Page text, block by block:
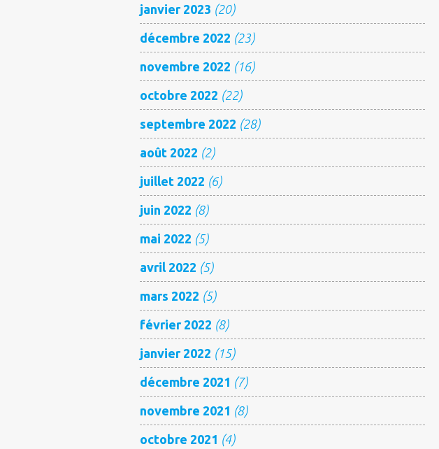
janvier 2023 (20)
décembre 2022 (23)
novembre 2022 (16)
octobre 2022 (22)
septembre 2022 (28)
août 2022 (2)
juillet 2022 (6)
juin 2022 (8)
mai 2022 (5)
avril 2022 (5)
mars 2022 (5)
février 2022 (8)
janvier 2022 (15)
décembre 2021 (7)
novembre 2021 (8)
octobre 2021 (4)